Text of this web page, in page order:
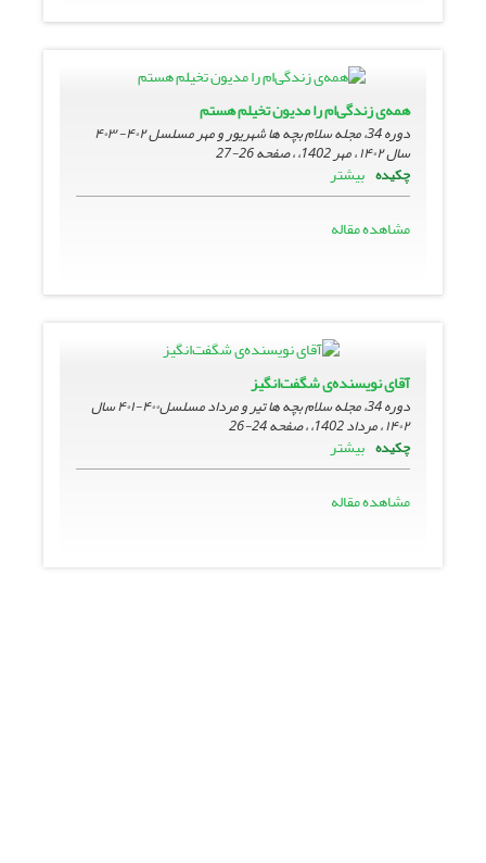
همه‌ی زندگی‌ام را مدیون تخیلم هستم
دوره 34، مجله سلام بچه ها شهریور و مهر مسلسل ۴۰۲- ۴۰۳
سال ۱۴۰۲ ، مهر 1402، ، صفحه
26-27
چکیده بیشتر
مشاهده مقاله
آقای نویسنده‌ی شگفت‌انگیز
دوره 34، مجله سلام بچه ها تیر و مرداد مسلسل۴۰۰-۴۰۱ سال
۱۴۰۲ ، مرداد 1402، ، صفحه
24-26
چکیده بیشتر
مشاهده مقاله